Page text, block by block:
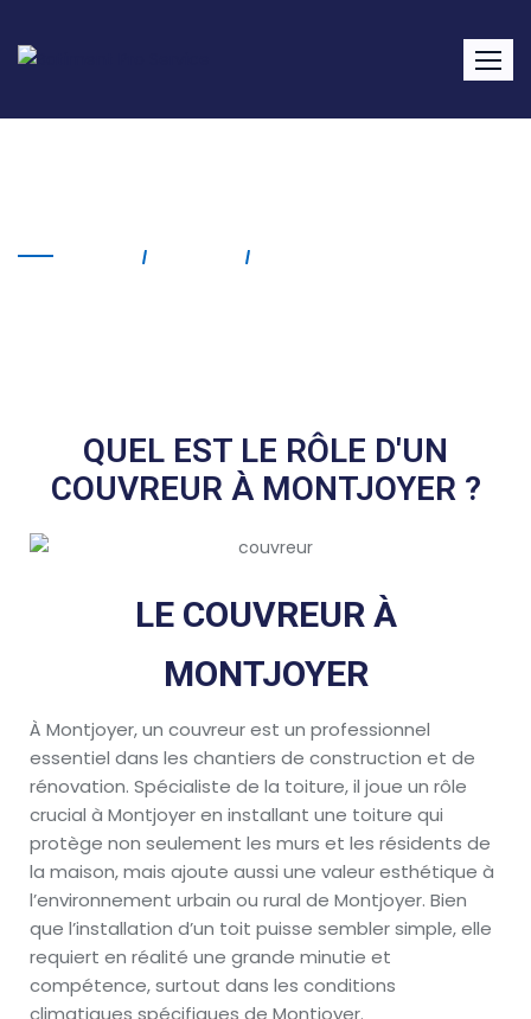
QUEL EST LE RÔLE D'UN
COUVREUR À MONTJOYER ?
LE COUVREUR À
MONTJOYER
À Montjoyer, un couvreur est un professionnel
essentiel dans les chantiers de construction et de
rénovation. Spécialiste de la toiture, il joue un rôle
crucial à Montjoyer en installant une toiture qui
protège non seulement les murs et les résidents de
la maison, mais ajoute aussi une valeur esthétique à
l’environnement urbain ou rural de Montjoyer. Bien
que l’installation d’un toit puisse sembler simple, elle
requiert en réalité une grande minutie et
compétence, surtout dans les conditions
climatiques spécifiques de Montjoyer.